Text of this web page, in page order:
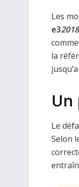
Les
e3
la
Le
Selon